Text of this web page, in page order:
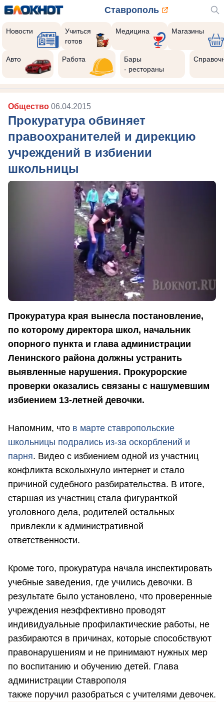
Ставрополь
Новости
Учиться
готов
Медицина Магазины
Авто Работа
Бары
- рестораны
Общество 06.04.2015
Прокуратура обвиняет
правоохранителей и дирекцию
учреждений в избиении
школьницы
Прокуратура края вынесла постановление,
по которому директора школ, начальник
опорного пункта и глава администрации
Ленинского района должны устранить
выявленные нарушения. Прокурорские
проверки оказались связаны с нашумевшим
избиением 13-летней девочки.
Напомним, что в марте ставропольские
школьницы подрались из-за оскорблений и
парня. Видео с избиением одной из участниц
конфликта всколыхнуло интернет и стало
причиной судебного разбирательства. В итоге,
старшая из участниц стала фигуранткой
уголовного дела, родителей остальных
привлекли к административной
ответственности.
Кроме того, прокуратура начала инспектировать
учебные заведения, где учились девочки. В
результате было установлено, что проверенные
учреждения неэффективно проводят
индивидуальные профилактические работы, не
разбираются в причинах, которые способствуют
правонарушениям и не принимают нужных мер
по воспитанию и обучению детей. Глава
администрации Ставрополя
также поручил разобраться с учителями девочек.